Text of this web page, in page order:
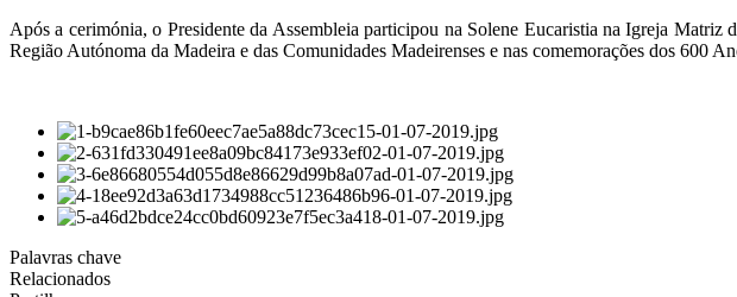
Após a cerimónia, o Presidente da Assembleia participou na Solene Eucaristia na Igreja
Região Autónoma da Madeira e das Comunidades Madeirenses e nas comemorações dos 600
Palavras chave
Relacionados